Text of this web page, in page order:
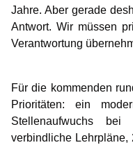
Jahre. Aber gerade
Antwort. Wir müssen
Verantwortung
Für die kommenden
Prioritäten: ein
Stellenaufwuchs
verbindliche